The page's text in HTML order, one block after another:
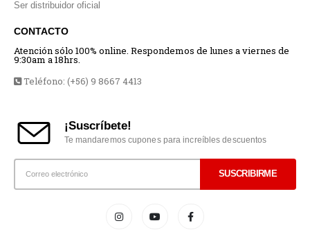
Ser distribuidor oficial
CONTACTO
Atención sólo 100% online. Respondemos de lunes a viernes de
9:30am a 18hrs.
Teléfono: (+56) 9 8667 4413
¡Suscríbete!
Te mandaremos cupones para increíbles descuentos